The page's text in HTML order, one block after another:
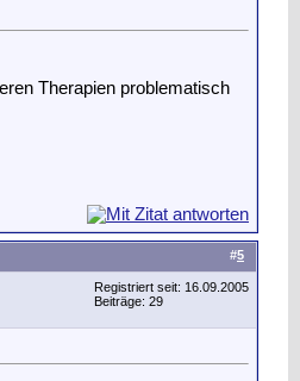
Therapien problematisch
#5
Registriert seit: 16.09.2005
Beiträge: 29